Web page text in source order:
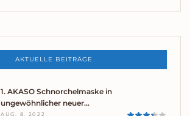
AKTUELLE BEITRÄGE
1. AKASO Schnorchelmaske in
ungewöhnlicher neuer…
AUG. 8, 2022